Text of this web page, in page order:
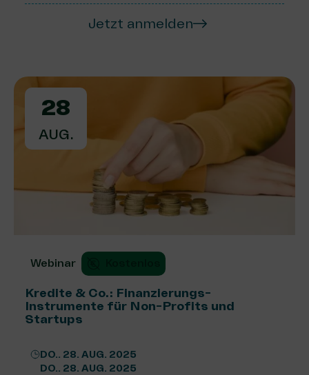
Jetzt anmelden
28
AUG.
Webinar
Kredite & Co.: Finanzierungs-
Instrumente für Non-Profits und
Startups
DO.. 28. AUG. 2025
DO.. 28. AUG. 2025